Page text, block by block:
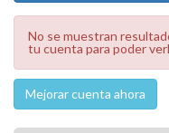
No se muestran
tu cuenta para poder
Mejorar cuenta ahora